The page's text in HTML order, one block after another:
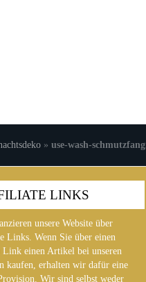
» use-wash-
LINKS
unsere Website über
Links. Wenn Sie über einen
Link einen Artikel bei unseren
kaufen, erhalten wir dafür eine
Wir sind selbst weder